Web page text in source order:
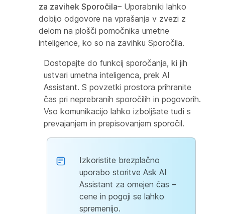
za zavihek Sporočila– Uporabniki lahko
dobijo odgovore na vprašanja v zvezi z
delom na plošči pomočnika umetne
inteligence, ko so na zavihku Sporočila.
Dostopajte do funkcij sporočanja, ki jih
ustvari umetna inteligenca, prek AI
Assistant. S povzetki prostora prihranite
čas pri neprebranih sporočilih in pogovorih.
Vso komunikacijo lahko izboljšate tudi s
prevajanjem in prepisovanjem sporočil.
Izkoristite brezplačno
uporabo storitve Ask AI
Assistant za omejen čas –
cene in pogoji se lahko
spremenijo.